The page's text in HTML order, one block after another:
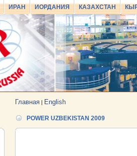
ИРАН ИОРДАНИЯ КАЗАХСТАН
Главная | English
POWER UZBEKISTAN 2009